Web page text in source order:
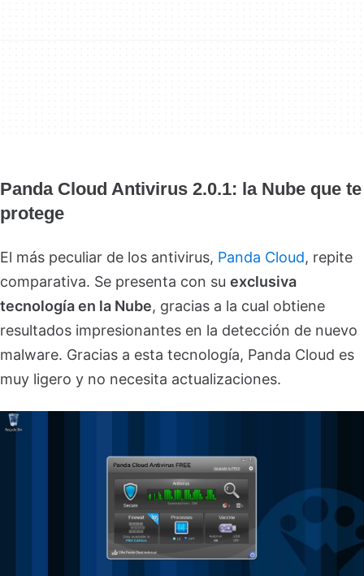
Panda Cloud Antivirus 2.0.1: la Nube que te
protege
El más peculiar de los antivirus, Panda Cloud, repite
comparativa. Se presenta con su exclusiva
tecnología en la Nube, gracias a la cual obtiene
resultados impresionantes en la detección de nuevo
malware. Gracias a esta tecnología, Panda Cloud es
muy ligero y no necesita actualizaciones.